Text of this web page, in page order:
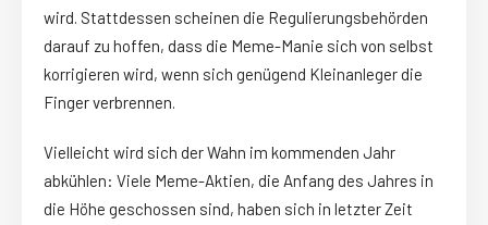
wird. Stattdessen scheinen die Regulierungsbehörden
darauf zu hoffen, dass die Meme-Manie sich von selbst
korrigieren wird, wenn sich genügend Kleinanleger die
Finger verbrennen.
Vielleicht wird sich der Wahn im kommenden Jahr
abkühlen: Viele Meme-Aktien, die Anfang des Jahres in
die Höhe geschossen sind, haben sich in letzter Zeit